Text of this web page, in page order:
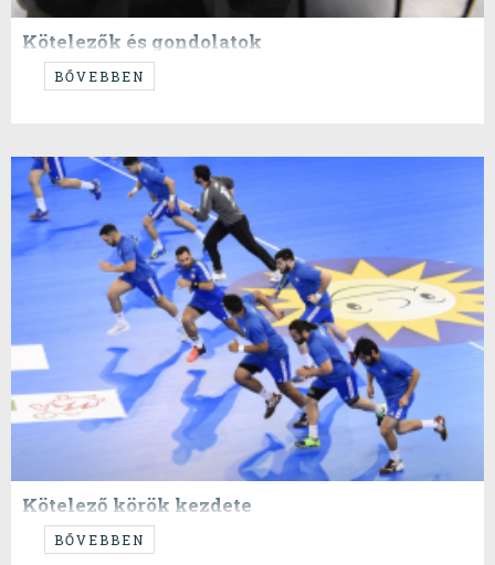
Kötelezők és gondolatok
...között.BŐVEBBEN
Kötelező körök kezdete
...avagy Chile.
BŐVEBBEN